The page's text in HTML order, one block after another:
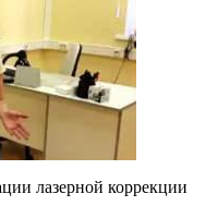
лазерной коррекции